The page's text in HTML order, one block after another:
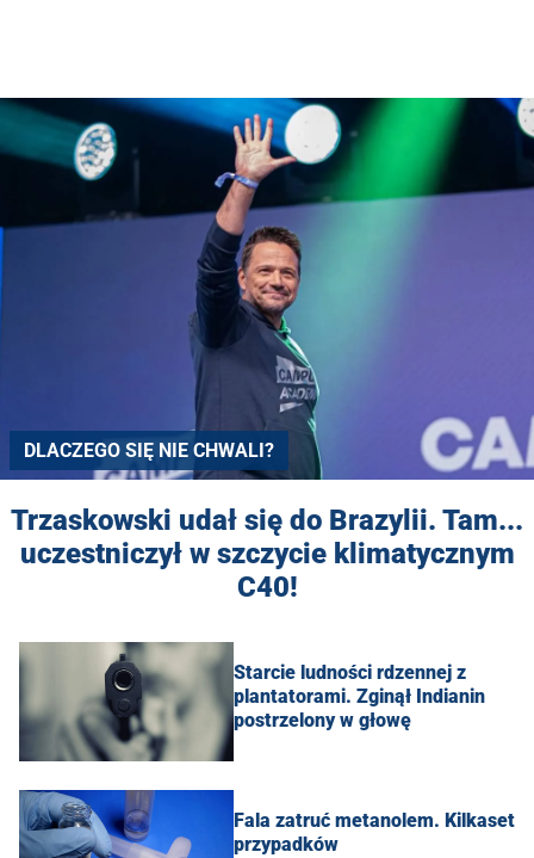
DLACZEGO SIĘ NIE CHWALI?
Trzaskowski udał się do Brazylii. Tam...
uczestniczył w szczycie klimatycznym
C40!
Starcie ludności rdzennej z
plantatorami. Zginął Indianin
postrzelony w głowę
Fala zatruć metanolem. Kilkaset
przypadków